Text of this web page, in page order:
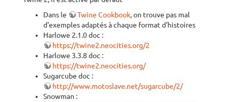
Dans le
Twine Cookbook, on trouve pas mal
d'exemples adaptés à chaque format d'histoires
Harlowe 2.1.0 doc :
https://twine2.neocities.org/2
Harlowe 3.3.8 doc :
https://twine2.neocities.org/
Sugarcube doc :
http://www.motoslave.net/sugarcube/2/
Snowman :